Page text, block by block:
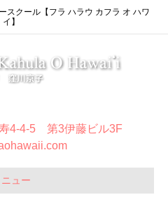
スクール【フラ ハラウ カフラ オ ハワ
イ】
4-4-5 第3伊藤ビル3F
ニュー